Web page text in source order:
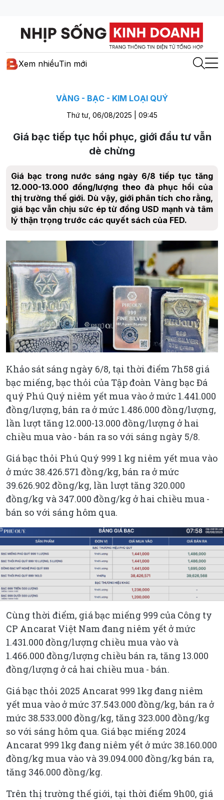
Xem nhiềuTin mới
VÀNG - BẠC - KIM LOẠI QUÝ
Thứ tư, 06/08/2025 | 09:45
Giá bạc tiếp tục hồi phục, giới đầu tư vẫn
dè chừng
Giá bạc trong nước sáng ngày 6/8 tiếp tục tăng
12.000-13.000 đồng/lượng theo đà phục hồi của
thị trường thế giới. Dù vậy, giới phân tích cho rằng,
giá bạc vẫn chịu sức ép từ đồng USD mạnh và tâm
lý thận trọng trước các quyết sách của FED.
Khảo sát sáng ngày 6/8, tại thời điểm 7h58 giá
bạc miếng, bạc thỏi của Tập đoàn Vàng bạc Đá
quý Phú Quý niêm yết mua vào ở mức 1.441.000
đồng/lượng, bán ra ở mức 1.486.000 đồng/lượng,
lần lượt tăng 12.000-13.000 đồng/lượng ở hai
chiều mua vào - bán ra so với sáng ngày 5/8.
Giá bạc thỏi Phú Quý 999 1 kg niêm yết mua vào
ở mức 38.426.571 đồng/kg, bán ra ở mức
39.626.902 đồng/kg, lần lượt tăng 320.000
đồng/kg và 347.000 đồng/kg ở hai chiều mua -
bán so với sáng hôm qua.
Cùng thời điểm, giá bạc miếng 999 của Công ty
CP Ancarat Việt Nam đang niêm yết ở mức
1.431.000 đồng/lượng chiều mua vào và
1.466.000 đồng/lượng chiều bán ra, tăng 13.000
đồng/lượng ở cả hai chiều mua - bán.
Giá bạc thỏi 2025 Ancarat 999 1kg đang niêm
yết mua vào ở mức 37.543.000 đồng/kg, bán ra ở
mức 38.533.000 đồng/kg, tăng 323.000 đồng/kg
so với sáng hôm qua. Giá bạc miếng 2024
Ancarat 999 1kg đang niêm yết ở mức 38.160.000
đồng/kg mua vào và 39.094.000 đồng/kg bán ra,
tăng 346.000 đồng/kg.
Trên thị trường thế giới, tại thời điểm 9h00, giá